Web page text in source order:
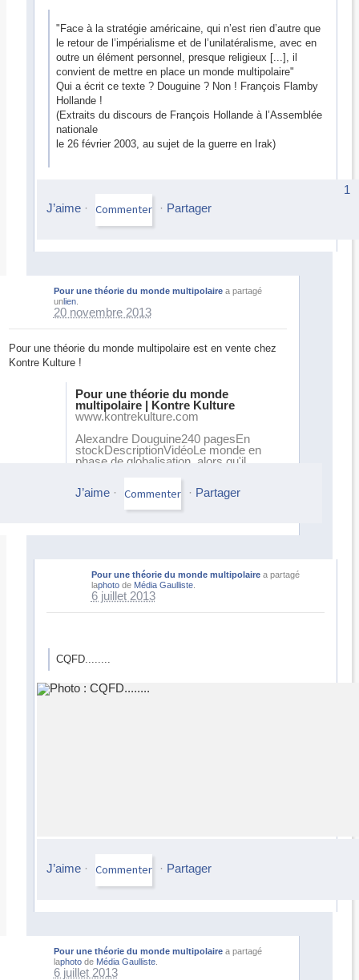
"Face à la stratégie américaine, qui n’est rien d’autre que
le retour de l’impérialisme et de l’unilatéralisme, avec en
outre un élément personnel, presque religieux [...], il
convient de mettre en place un monde multipolaire"
Qui a écrit ce texte ? Douguine ? Non ! François Flamby
Hollande !
(Extraits du discours de François Hollande à l’Assemblée
nationale
le 26 février 2003, au sujet de la guerre en Irak)
1
J’aime· · Partager
Pour une théorie du monde multipolairea partagé
unlien.
20 novembre 2013
Pour une théorie du monde multipolaire est en vente chez
Kontre Kulture !
Pour une théorie du monde
multipolaire | Kontre Kulture
www.kontrekulture.com
Alexandre Douguine240 pagesEn
stockDescriptionVidéoLe monde en
phase de globalisation, alors qu'il
J’aime· · Partager
Pour une théorie du monde multipolairea partagé
laphotode Média Gaulliste.
6 juillet 2013
CQFD........
J’aime· · Partager
Pour une théorie du monde multipolairea partagé
laphotode Média Gaulliste.
6 juillet 2013